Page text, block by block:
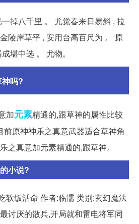
掉八千里 。 尤觉春来日易斜 , 拉
陵岸草平 , 安用台高百尺为 。 原
堪中选 。 尤物。
吗?
加元素精通的,跟草神的属性比较
原神神乐之真意武器适合草神角
之真意加元素精通的,跟草神。
小说?
软饭活命 作者:临濡 类别:玄幻魔法
讨厌的散兵,开局就和雷电将军同